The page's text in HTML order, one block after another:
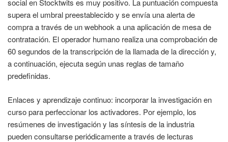
social en Stocktwits es muy positivo. La puntuación compuesta
supera el umbral preestablecido y se envía una alerta de
compra a través de un webhook a una aplicación de mesa de
contratación. El operador humano realiza una comprobación de
60 segundos de la transcripción de la llamada de la dirección y,
a continuación, ejecuta según unas reglas de tamaño
predefinidas.
Enlaces y aprendizaje continuo: incorporar la investigación en
curso para perfeccionar los activadores. Por ejemplo, los
resúmenes de investigación y las síntesis de la industria
pueden consultarse periódicamente a través de lecturas